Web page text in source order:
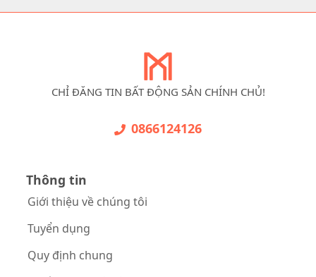
CHỈ ĐĂNG TIN BẤT ĐỘNG SẢN CHÍNH CHỦ!
0866124126
Thông tin
Giới thiệu về chúng tôi
Tuyển dụng
Quy định chung